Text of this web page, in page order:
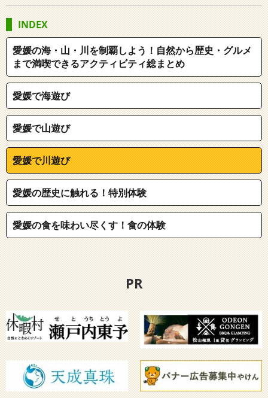
INDEX
愛媛の海・山・川を制覇しよう！自然から歴史・グルメ
まで満喫できるアクティビティ総まとめ
愛媛で海遊び
愛媛で山遊び
愛媛で川遊び
愛媛の歴史に触れる！特別体験
愛媛の食を味わい尽くす！食の体験
PR